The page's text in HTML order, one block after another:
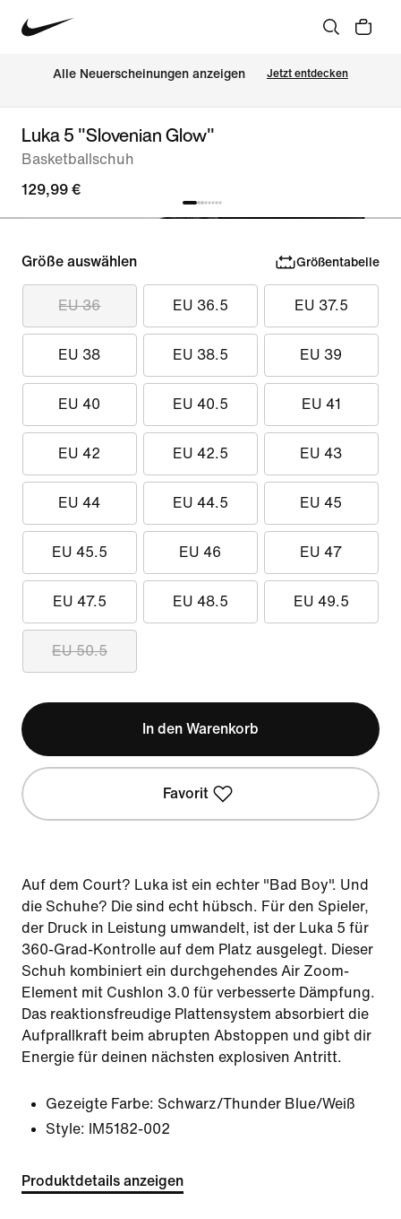
Alle Neuerscheinungen anzeigen Jetzt entdecken
Luka 5 "Slovenian Glow"
Basketballschuh
129,99 €
Größe auswählen Größentabelle
EU 36 EU 36.5 EU 37.5
EU 38 EU 38.5 EU 39
EU 40 EU 40.5 EU 41
EU 42 EU 42.5 EU 43
EU 44 EU 44.5 EU 45
EU 45.5 EU 46 EU 47
EU 47.5 EU 48.5 EU 49.5
EU 50.5
In den Warenkorb
Favorit
Auf dem Court? Luka ist ein echter "Bad Boy". Und
die Schuhe? Die sind echt hübsch. Für den Spieler,
der Druck in Leistung umwandelt, ist der Luka 5 für
360-Grad-Kontrolle auf dem Platz ausgelegt. Dieser
Schuh kombiniert ein durchgehendes Air Zoom-
Element mit Cushlon 3.0 für verbesserte Dämpfung.
Das reaktionsfreudige Plattensystem absorbiert die
Aufprallkraft beim abrupten Abstoppen und gibt dir
Energie für deinen nächsten explosiven Antritt.
Gezeigte Farbe: Schwarz/Thunder Blue/Weiß
Style:
IM5182-002
Produktdetails anzeigen